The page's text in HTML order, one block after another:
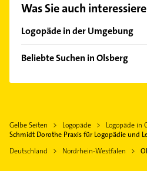
unserem Kontaktdaten-Bereich
finden Sie alle Kontaktdaten
Was Sie auch
Logopäde in der Umgebung
Brilon
Meschede
Schmallenberg
Beliebte Suchen in Olsberg
Schreiner
Gelbe Seiten Logopäde
Logopäde in
Schmidt Dorothe Praxis für Logopädie und
Deutschland
Nordrhein-Westfalen